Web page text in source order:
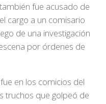
fue acusado de
cargo a un comisario
de una investigación
por órdenes de
en los comicios del
truchos que golpeó de